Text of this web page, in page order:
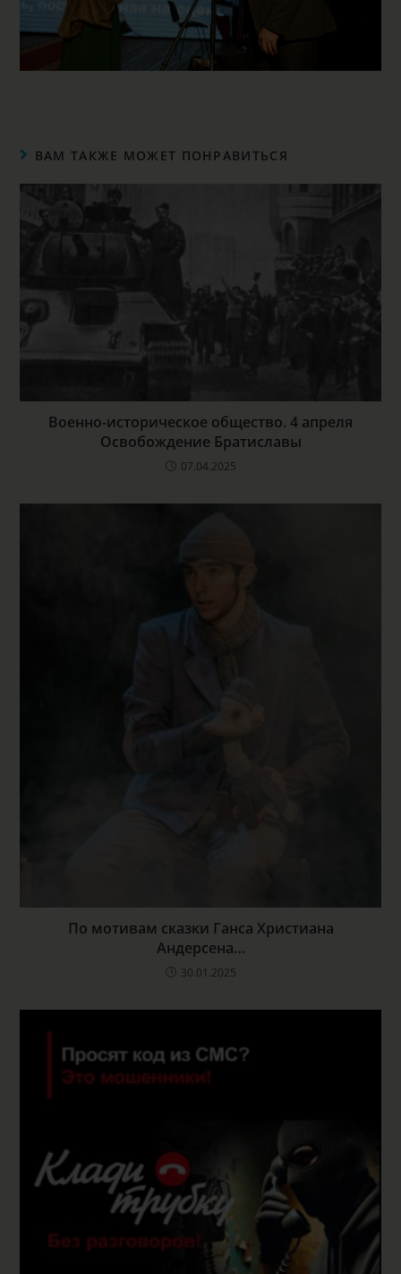
ВАМ ТАКЖЕ МОЖЕТ ПОНРАВИТЬСЯ
Военно-историческое общество. 4 апреля
Освобождение Братиславы
07.04.2025
По мотивам сказки Ганса Христиана
Андерсена…
30.01.2025